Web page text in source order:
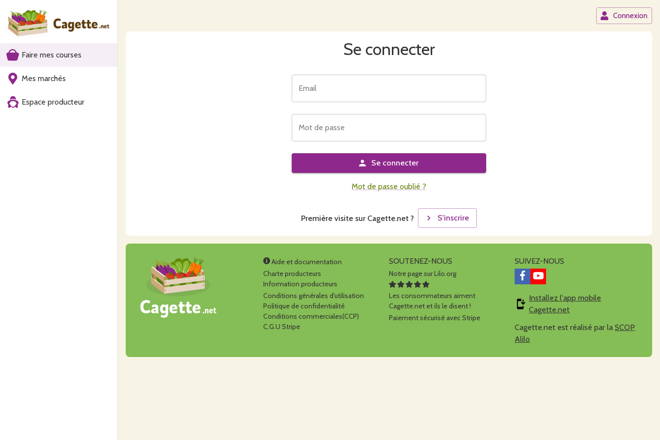
Faire mes courses
Mes marchés
Espace producteur
Connexion
Se connecter
Email
Mot de passe
Se connecter
Mot de passe oublié ?
Première visite sur Cagette.net ? S'inscrire
Aide et documentation
Charte producteurs
Information producteurs
Conditions générales d'utilisation
Politique de confidentialité
Conditions commerciales(CCP)
C.G.U Stripe
SOUTENEZ-NOUS
Notre page sur Lilo.org
Les consommateurs aiment
Cagette.net et ils le disent !
Paiement sécurisé avec Stripe
SUIVEZ-NOUS
Installez l'app mobile
Cagette.net
Cagette.net est réalisé par la SCOP
Alilo